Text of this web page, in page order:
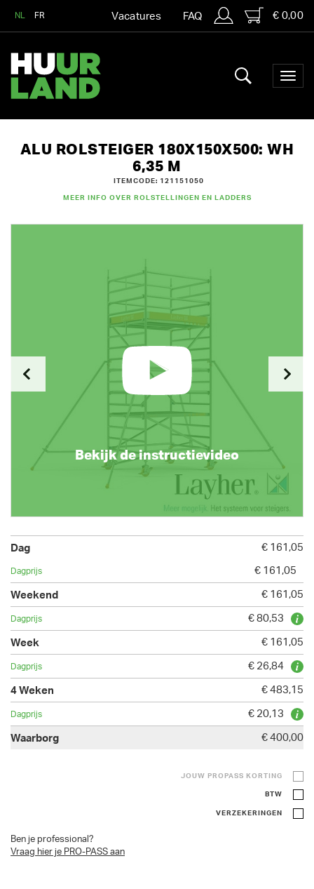
NL FR Vacatures FAQ € 0,00
ALU ROLSTEIGER 180X150X500: WH
6,35 M
ITEMCODE: 121151050
MEER INFO OVER ROLSTELLINGEN EN LADDERS
Bekijk de instructievideo
€ 161,05
€ 161,05
€ 161,05
€ 80,53
€ 161,05
€ 26,84
€ 483,15
€ 20,13
€ 400,00
JOUW PROPASS KORTING
BTW
VERZEKERINGEN
Ben je professional?
Vraag hier je PRO-PASS aan